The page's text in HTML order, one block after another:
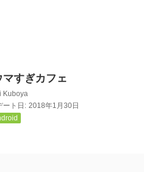
マすぎカフェ
Kuboya
ート日: 2018年1月30日